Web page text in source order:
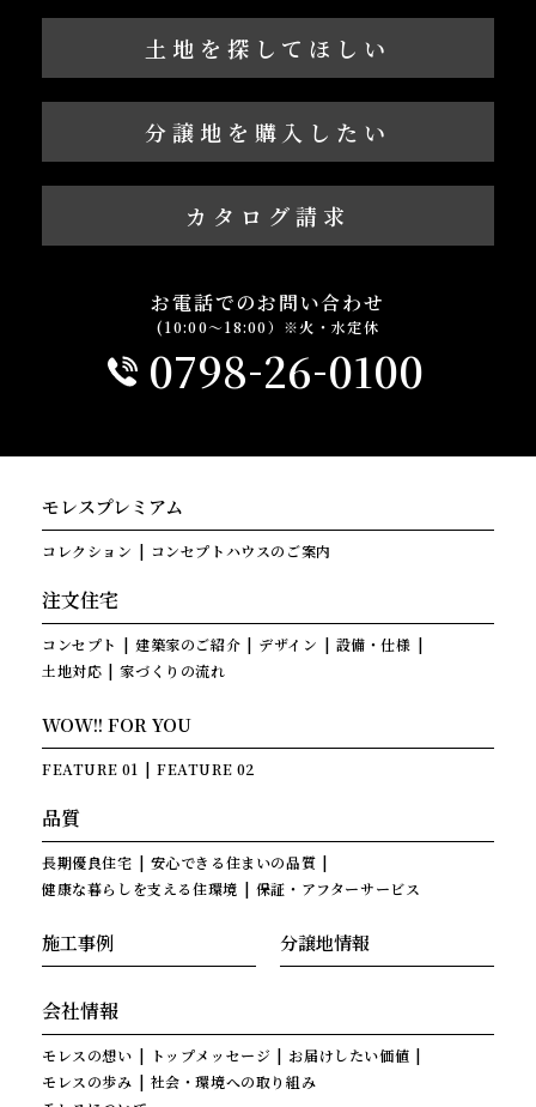
土地を探してほしい
分譲地を購入したい
カタログ請求
お電話でのお問い合わせ
(10:00～18:00）※火・水定休
0798-26-0100
モレスプレミアム
コレクション コンセプトハウスのご案内
注文住宅
コンセプト 建築家のご紹介 デザイン
設備・仕様
土地対応
家づくりの流れ
WOW!! FOR YOU
FEATURE 01 FEATURE 02
品質
長期優良住宅
安心できる住まいの品質
健康な暮らしを支える住環境
保証・アフターサービス
施工事例 分譲地情報
会社情報
モレスの想い トップメッセージ
お届けしたい価値
モレスの歩み
社会・環境への取り組み